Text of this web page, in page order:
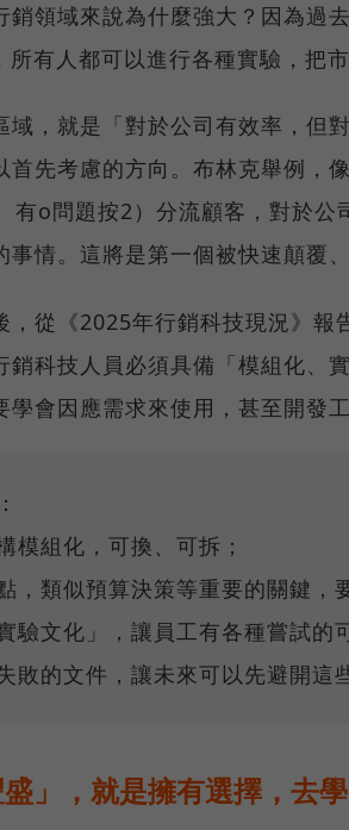
銷領域來說為什麼強大？因為過
有人都可以進行各種實驗，把
域，就是「對於公司有效率，但
首先考慮的方向。布林克舉例，
有o問題按2）分流顧客，對於公
事情。這將是第一個被快速顛覆
，從《2025年行銷科技現況》報
銷科技人員必須具備「模組化、
學會因應需求來使用，甚至開發工
模組化，可換、可拆；
，類似預算決策等重要的關鍵，
驗文化」，讓員工有各種嘗試的
敗的文件，讓未來可以先避開這
」，就是擁有選擇，去